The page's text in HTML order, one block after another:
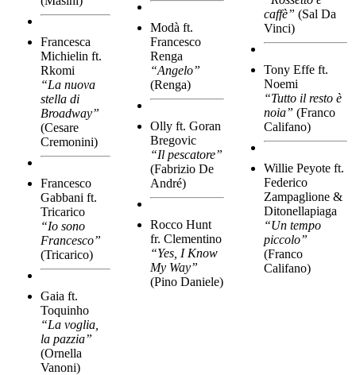
Francesca
Michielin ft.
Rkomi
“La nuova
stella di
Broadway”
(Cesare
Cremonini)
Francesco
Gabbani ft.
Tricarico
“Io sono
Francesco”
(Tricarico)
Gaia ft.
Toquinho
“La voglia,
la pazzia”
(Ornella
Vanoni)
Modà ft.
Francesco
Renga
“Angelo”
(Renga)
Olly ft. Goran
Bregovic
“Il pescatore”
(Fabrizio De
André)
Rocco Hunt
fr. Clementino
“Yes, I Know
My Way”
(Pino Daniele)
caffè” (Sal Da
Vinci)
Tony Effe ft.
Noemi
“Tutto il resto è
noia” (Franco
Califano)
Willie Peyote ft.
Federico
Zampaglione &
Ditonellapiaga
“Un tempo
piccolo”
(Franco
Califano)